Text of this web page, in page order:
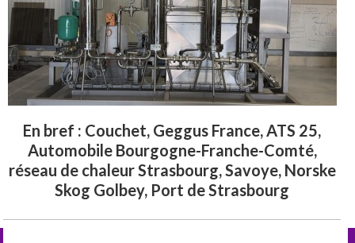
En bref : Couchet, Geggus France, ATS 25,
Automobile Bourgogne-Franche-Comté,
réseau de chaleur Strasbourg, Savoye, Norske
Skog Golbey, Port de Strasbourg